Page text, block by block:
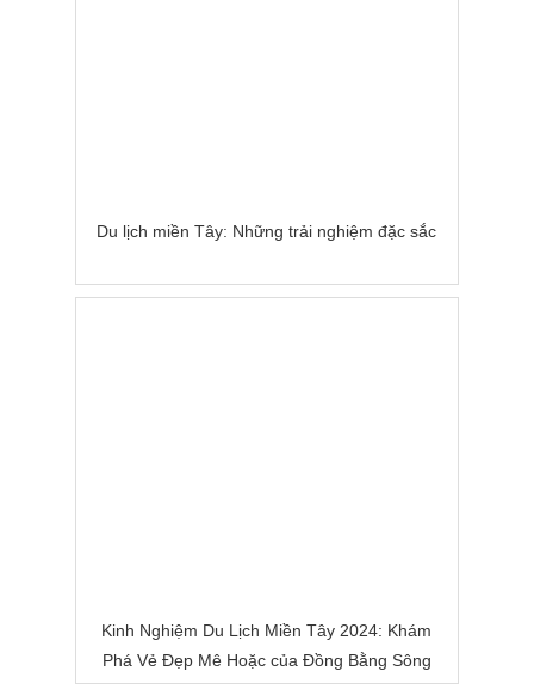
Du lịch miền Tây: Những trải nghiệm đặc sắc
Kinh Nghiệm Du Lịch Miền Tây 2024: Khám
Phá Vẻ Đẹp Mê Hoặc của Đồng Bằng Sông